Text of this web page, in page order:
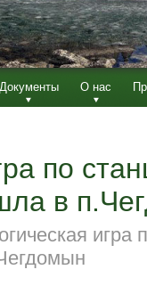
Документы О нас
по
в
игра